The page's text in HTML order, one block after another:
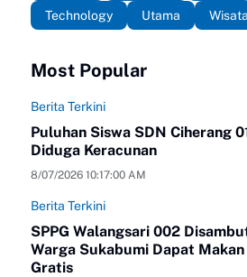
Technology
Utama Wisata
Most Popular
Berita Terkini
Puluhan Siswa SDN Ciherang
Diduga Keracunan
8/07/2026 10:17:00 AM
Berita Terkini
SPPG Walangsari 002
Warga Sukabumi Dapat
Gratis